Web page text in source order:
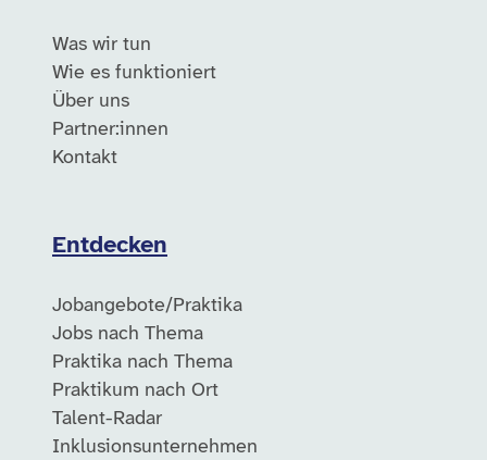
Was wir tun
Wie es funktioniert
Über uns
Partner:innen
Kontakt
Entdecken
Jobangebote/Praktika
Jobs nach Thema
Praktika nach Thema
Praktikum nach Ort
Talent-Radar
Inklusionsunternehmen